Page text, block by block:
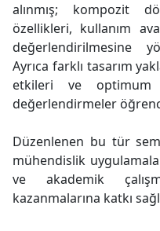
alınmış; kompozit
özellikleri, kullanım
değerlendirilmesine
Ayrıca farklı tasarım
etkileri ve optimum
değerlendirmeler
Düzenlenen bu tür
mühendislik
ve akademik
kazanmalarına katkı